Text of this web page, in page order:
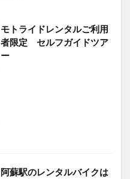
モトライドレンタルご利用
者限定 セルフガイドツア
ー
阿蘇駅のレンタルバイクは